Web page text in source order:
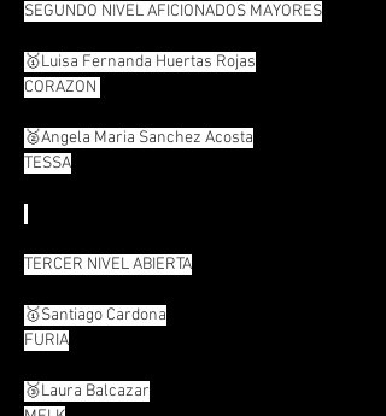
SEGUNDO NIVEL AFICIONADOS MAYORES
🥇Luisa Fernanda Huertas Rojas
CORAZON
🥈Angela Maria Sanchez Acosta
TESSA
TERCER NIVEL ABIERTA
🥇Santiago Cardona
FURIA
🥉Laura Balcazar